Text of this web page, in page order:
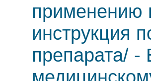
применению
инструкция
препарата/ -